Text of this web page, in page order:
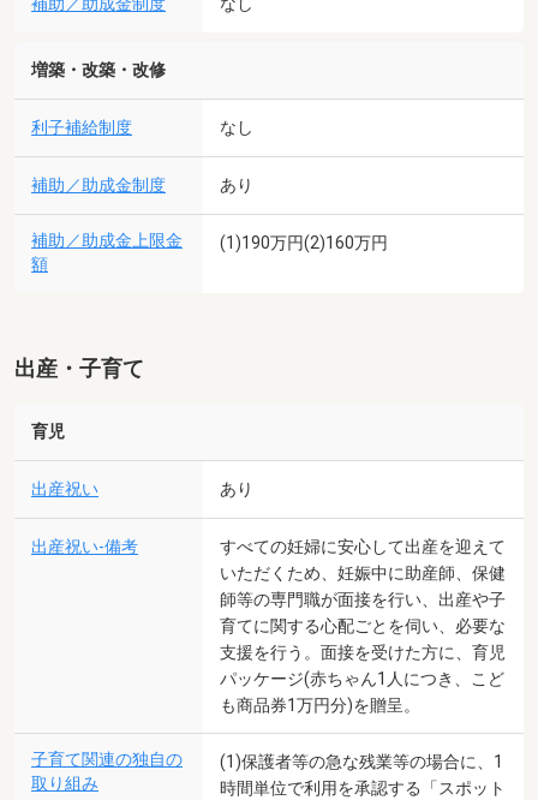
増築・改築・改修
利子補給制度 なし
補助／助成金制度 あり
補助／助成金上限金
額
(1)190万円(2)160万円
出産・子育て
育児
出産祝い あり
出産祝い-備考
すべての妊婦に安心して出産を迎えて
いただくため、妊娠中に助産師、保健
師等の専門職が面接を行い、出産や子
育てに関する心配ごとを伺い、必要な
支援を行う。面接を受けた方に、育児
パッケージ(赤ちゃん1人につき、こど
も商品券1万円分)を贈呈。
子育て関連の独自の
取り組み
(1)保護者等の急な残業等の場合に、1
時間単位で利用を承認する「スポット